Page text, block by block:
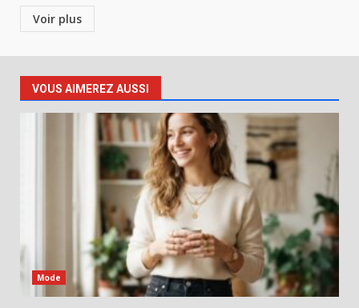
Voir plus
VOUS AIMEREZ AUSSI
Mode